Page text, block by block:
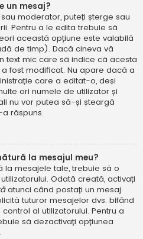
un mesaj?
moderator, puteți șterge sau
Pentru a le edita trebuie să
această opțiune este valabilă
de timp). Dacă cineva vă
text mic care să indice că acesta
fost modificat. Nu apare dacă a
care a editat-o, deși
ori numele de utilizator și
nu vor putea să-și șteargă
răspuns.
la mesajul meu?
la mesajele tale, trebuie să o
Odată creată, activați
atunci când postați un mesaj.
tuturor mesajelor dvs. bifând
al utilizatorului. Pentru a
să dezactivați opțiunea